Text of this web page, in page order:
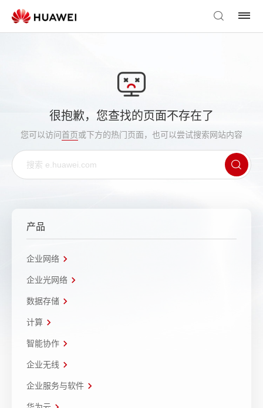
很抱歉，您查找的页面不存在了
您可以访问首页或下方的热门页面，也可以尝试搜索网站内容
产品
企业网络
企业光网络
数据存储
计算
智能协作
企业无线
企业服务与软件